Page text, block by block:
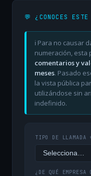
💬 ¿CONOCES ESTE
ℹ️ Para no causar
numeración, esta
comentarios y
meses. Pasado
la vista pública
utilizándose sin
indefinido.
TIPO DE LLAMADA
¿DE QUÉ EMPRESA